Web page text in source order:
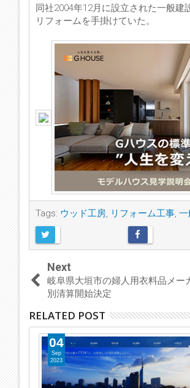
同社2004年12月に設立された一般
リフォームを手掛けていた。
Tags: ウッド工房, リフォーム工事, 一
Next
岐阜県大垣市の婦人用衣料品メー
別清算開始決定
RELATED POST
04
Sep
2023